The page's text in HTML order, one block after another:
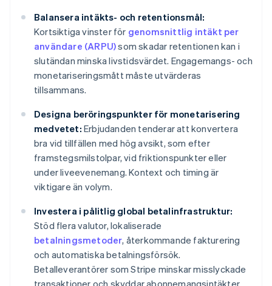
Balansera intäkts- och retentionsmål:
Kortsiktiga vinster för genomsnittlig intäkt per
användare (ARPU)som skadar retentionen kan i
slutändan minska livstidsvärdet. Engagemangs- och
monetariseringsmått måste utvärderas
tillsammans.
Designa beröringspunkter för monetarisering
medvetet: Erbjudanden tenderar att konvertera
bra vid tillfällen med hög avsikt, som efter
framstegsmilstolpar, vid friktionspunkter eller
under liveevenemang. Kontext och timing är
viktigare än volym.
Investera i pålitlig global betalinfrastruktur:
Stöd flera valutor, lokaliserade
betalningsmetoder, återkommande fakturering
och automatiska betalningsförsök.
Betalleverantörer som Stripe minskar misslyckade